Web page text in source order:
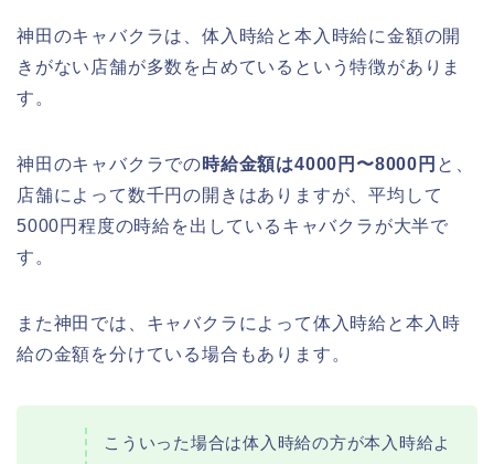
神田のキャバクラは、体入時給と本入時給に金額の開
きがない店舗が多数を占めているという特徴がありま
す。
神田のキャバクラでの時給金額は4000円〜8000円 と、
店舗によって数千円の開きはありますが、平均して
5000円程度の時給を出しているキャバクラが大半で
す。
また神田では、キャバクラによって体入時給と本入時
給の金額を分けている場合もあります。
こういった場合は体入時給の方が本入時給よ